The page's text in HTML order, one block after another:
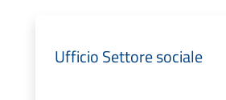
Ufficio Settore sociale